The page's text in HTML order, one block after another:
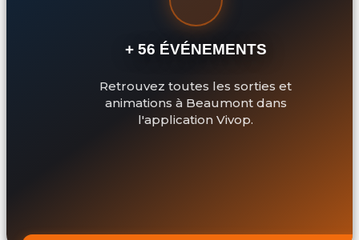
+ 56 ÉVÉNEMENTS
Retrouvez toutes les sorties et
animations à Beaumont dans
l'application Vivop.